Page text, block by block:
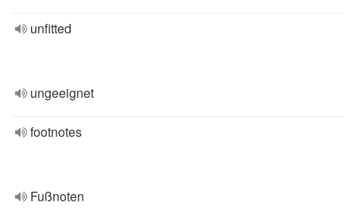
unfitted
ungeeignet
footnotes
Fußnoten